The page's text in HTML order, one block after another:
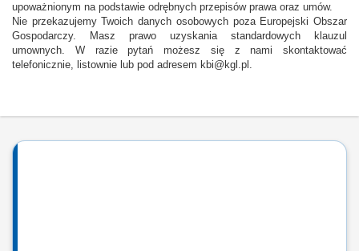
upoważnionym na podstawie odrębnych przepisów prawa oraz umów.
Nie przekazujemy Twoich danych osobowych poza Europejski Obszar
Gospodarczy. Masz prawo uzyskania standardowych klauzul
umownych. W razie pytań możesz się z nami skontaktować
telefonicznie, listownie lub pod adresem kbi@kgl.pl.